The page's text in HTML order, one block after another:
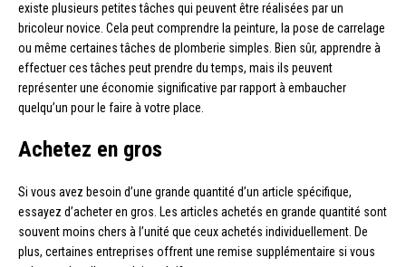
existe plusieurs petites tâches qui peuvent être réalisées par un
bricoleur novice. Cela peut comprendre la peinture, la pose de carrelage
ou même certaines tâches de plomberie simples. Bien sûr, apprendre à
effectuer ces tâches peut prendre du temps, mais ils peuvent
représenter une économie significative par rapport à embaucher
quelqu’un pour le faire à votre place.
Achetez en gros
Si vous avez besoin d’une grande quantité d’un article spécifique,
essayez d’acheter en gros. Les articles achetés en grande quantité sont
souvent moins chers à l’unité que ceux achetés individuellement. De
plus, certaines entreprises offrent une remise supplémentaire si vous